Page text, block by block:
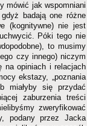
mówić jak wspomniani
badają one różne
(kognitywne) nie jest
Póki tego nie
to musimy
czy innego) niczym
na opiniach i relacjach
ekstazy, „poznania
miałyby się przydać
zaburzenia treści
zweryfikować
podany przez Jacka